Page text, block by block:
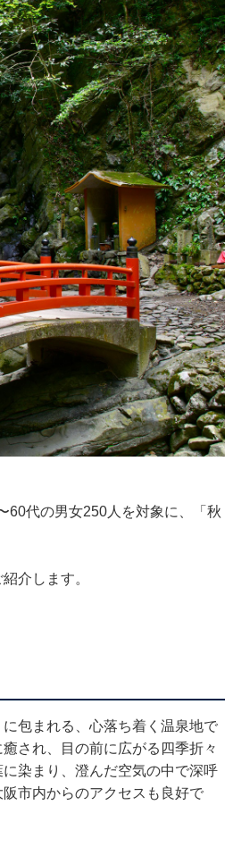
60代の男女250人を対象に、「秋
介します。
包まれる、心落ち着く温泉地で
され、目の前に広がる四季折々
染まり、澄んだ空気の中で深呼
市内からのアクセスも良好で